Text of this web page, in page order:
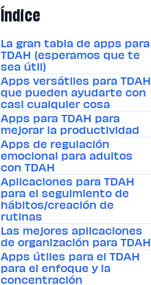
Índice
La gran tabla de apps para
TDAH (esperamos que te
sea útil)
Apps versátiles para TDAH
que pueden ayudarte con
casi cualquier cosa
Apps para TDAH para
mejorar la productividad
Apps de regulación
emocional para adultos
con TDAH
Aplicaciones para TDAH
para el seguimiento de
hábitos/creación de
rutinas
Las mejores aplicaciones
de organización para TDAH
Apps útiles para el TDAH
para el enfoque y la
concentración